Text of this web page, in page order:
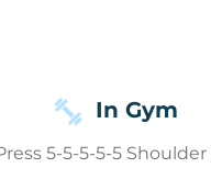
In Gym
5-5-5-5-5 Shoulder